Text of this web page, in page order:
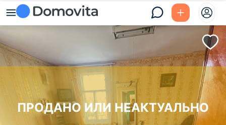
ПРОДАНО ИЛИ НЕАКТУАЛЬНО